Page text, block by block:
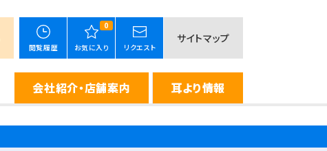
閲覧履歴
0
お気に入り リクエスト
サイトマップ
会社紹介・店舗案内 耳より情報